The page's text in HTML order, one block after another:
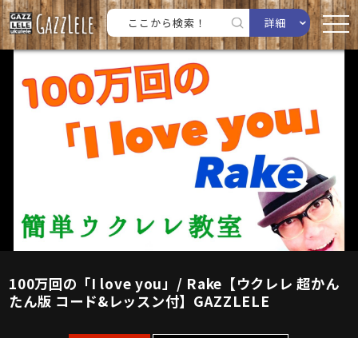
詳細
100万回の「I love you」/ Rake【ウクレレ 超かん
たん版 コード&レッスン付】GAZZLELE